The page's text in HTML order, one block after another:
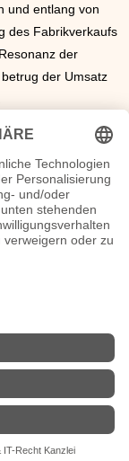
und entlang von
des Fabrikverkaufs
der
der Umsatz
von Trigema, in
Kretschmanndie
anderem
Mutes
|
|